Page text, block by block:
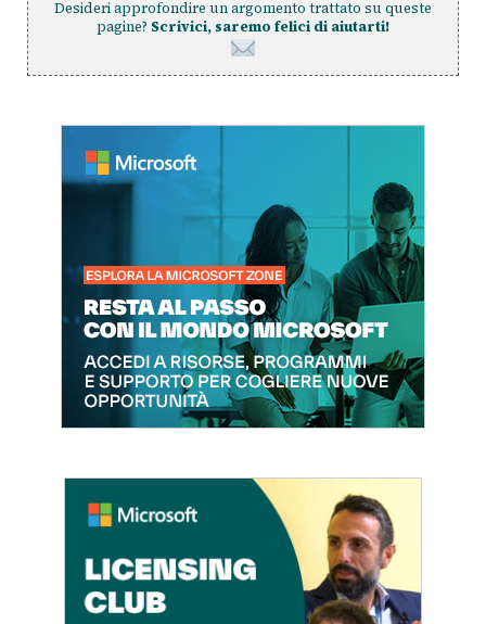
Desideri approfondire un argomento trattato su queste
pagine? Scrivici, saremo felici di aiutarti!